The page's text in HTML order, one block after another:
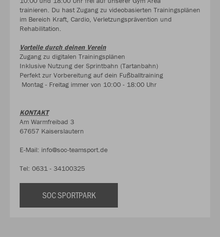
trainieren. Du hast Zugang zu videobasierten Trainingsplänen
im Bereich Kraft, Cardio, Verletzungsprävention und
Rehabilitation.
Vorteile durch deinen Verein
Zugang zu digitalen Trainingsplänen
Inklusive Nutzung der Sprintbahn (Tartanbahn)
Perfekt zur Vorbereitung auf dein Fußballtraining
Montag - Freitag immer von 10:00 - 18:00 Uhr
KONTAKT
Am Warmfreibad 3
67657 Kaiserslautern
E-Mail: info@soc-teamsport.de
Tel: 0631 - 34100325
SOC SPORTPARK